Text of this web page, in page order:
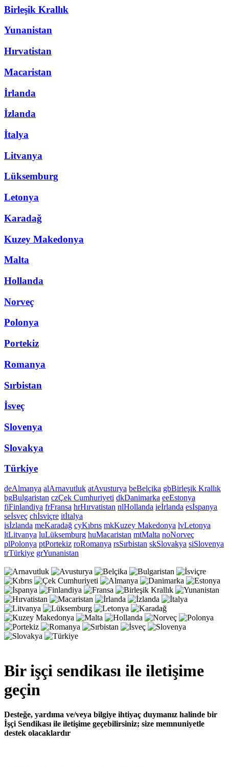
Birleşik Krallık
Yunanistan
Hırvatistan
Macaristan
İrlanda
İzlanda
İtalya
Litvanya
Lüksemburg
Letonya
Karadağ
Kuzey Makedonya
Malta
Hollanda
Norveç
Polonya
Portekiz
Romanya
Sırbistan
İsveç
Slovenya
Slovakya
Türkiye
deAlmanya alArnavutluk atAvusturya beBelçika gbBirleşik Krallık
bgBulgaristan czÇek Cumhuriyeti dkDanimarka eeEstonya
fiFinlandiya frFransa hrHırvatistan nlHollanda ieİrlanda esİspanya
seİsveç chİsviçre itİtalya
isİzlanda meKaradağ cyKıbrıs mkKuzey Makedonya lvLetonya
ltLitvanya luLüksemburg huMacaristan mtMalta noNorveç
plPolonya ptPortekiz roRomanya rsSırbistan skSlovakya siSlovenya
trTürkiye grYunanistan
Bir işçi sendikası ile iletişime
geçin
Desteğe, yardıma ve/veya bilgiye ihtiyaç duymanız halinde bir
İşçi Sendikası ile iletişime geçebilirsiniz; size memnuniyetle
destek olacaklardır